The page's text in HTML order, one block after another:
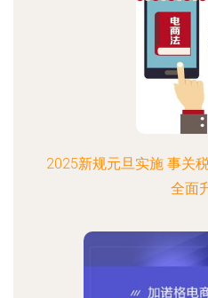
2025新规元旦实施 事关
全面